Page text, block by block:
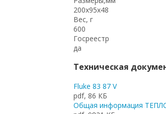
200x95x48
Вес, г
600
Госреестр
да
Техническая
Fluke 83 87 V
pdf, 86 КБ
Общая информация